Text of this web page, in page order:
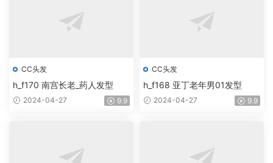
CC头发
h_f170 南宫长老_药人发型
2024-04-27 9.9
CC头发
h_f168 亚丁老年男01发型
2024-04-27 9.9